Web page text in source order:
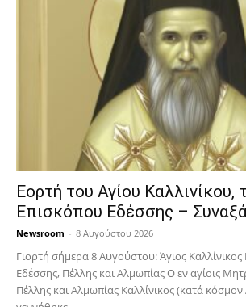
Εορτή του Αγίου Καλλινίκου,
Επισκόπου Εδέσσης –
Newsroom - 8 Αυγούστου 2026
Γιορτή σήμερα 8 Αυγούστου: Άγιος
Εδέσσης, Πέλλης και Αλμωπίας Ο εν αγίοις
Πέλλης και Αλμωπίας Καλλίνικος (κατά